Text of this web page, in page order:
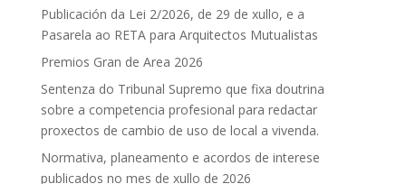
Publicación da Lei 2/2026, de 29 de xullo, e a
Pasarela ao RETA para Arquitectos Mutualistas
Premios Gran de Area 2026
Sentenza do Tribunal Supremo que fixa doutrina
sobre a competencia profesional para redactar
proxectos de cambio de uso de local a vivenda.
Normativa, planeamento e acordos de interese
publicados no mes de xullo de 2026